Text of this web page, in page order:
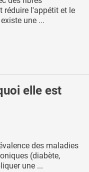
réduire l'appétit et le
une ...
elle est
des maladies
(diabète,
une ...